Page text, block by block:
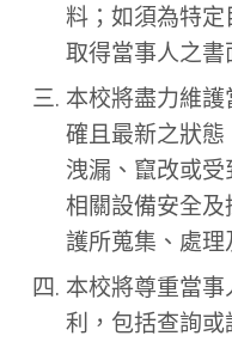
料；如須為特
取得當事人之書
本校將盡力維
確且最新之狀態
洩漏、竄改或
相關設備安全
護所蒐集、處理
本校將尊重當
利，包括查詢